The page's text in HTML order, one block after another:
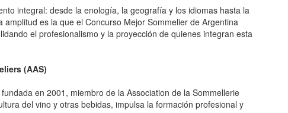
integral: desde la enología, la geografía y los idiomas hasta la
es la que el Concurso Mejor Sommelier de Argentina
el profesionalismo y la proyección de quienes integran esta
(AAS)
en 2001, miembro de la Association de la Sommellerie
del vino y otras bebidas, impulsa la formación profesional y